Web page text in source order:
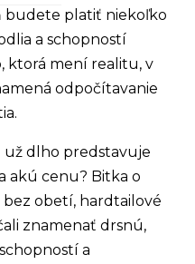
budete platiť niekoľko
a schopností
ktorá mení realitu, v
odpočítavanie
už dlho predstavuje
akú cenu? Bitka o
obetí, hardtailové
znamenať drsnú,
a